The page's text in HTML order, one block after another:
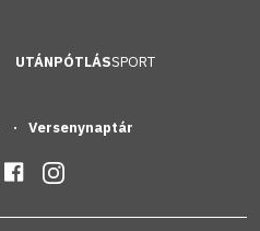
UTÁNPÓTLÁSSPORT
Versenynaptár